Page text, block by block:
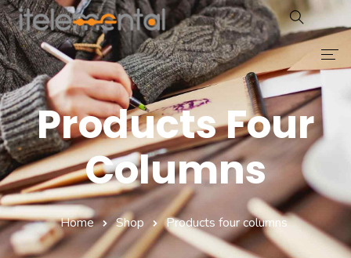
Home
Proceso
Servicios
Testimonios
Noticias
Products Four
Columns
Home Shop Products four columns